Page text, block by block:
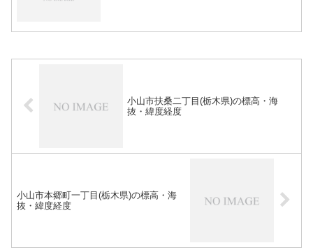
小山市扶桑二丁目(栃木県)の標高・海
抜・緯度経度
小山市本郷町一丁目(栃木県)の標高・海
抜・緯度経度